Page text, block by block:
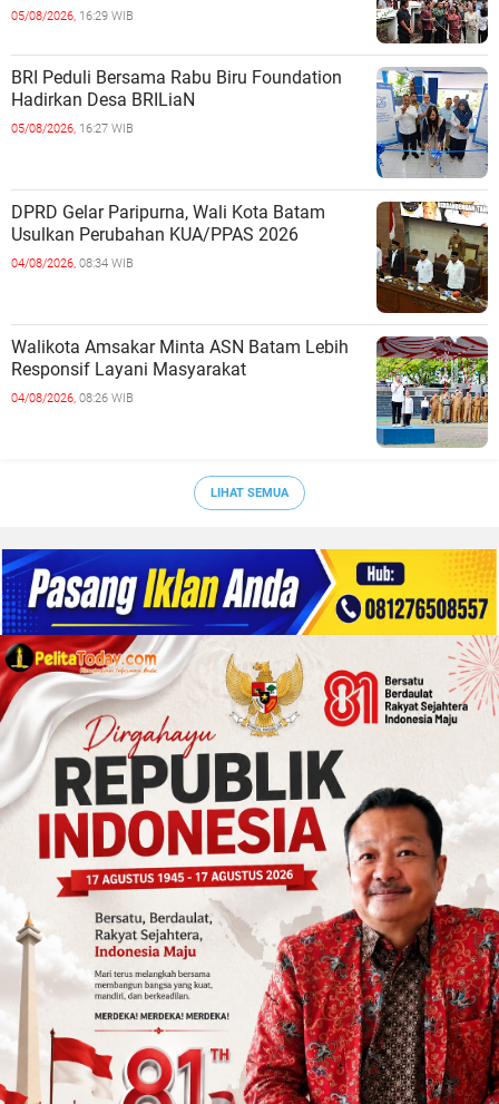
05/08/2026, 16:29 WIB
BRI Peduli Bersama Rabu Biru Foundation
Hadirkan Desa BRILiaN
05/08/2026, 16:27 WIB
DPRD Gelar Paripurna, Wali Kota Batam
Usulkan Perubahan KUA/PPAS 2026
04/08/2026, 08:34 WIB
Walikota Amsakar Minta ASN Batam Lebih
Responsif Layani Masyarakat
04/08/2026, 08:26 WIB
LIHAT SEMUA